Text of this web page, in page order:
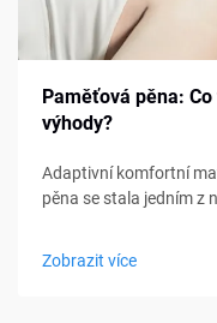
Paměťová pěna:
výhody?
Adaptivní komfortní
pěna se stala jedním z
Zobrazit více